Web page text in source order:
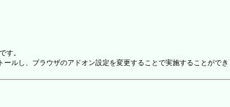
す。
ルし、ブラウザのアドオン設定を変更することで実施することができ